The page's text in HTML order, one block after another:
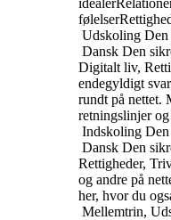
idealer
følelser
Udskoling Den
Dansk Den
Digitalt liv,
endegyldigt
rundt på nettet.
retningslinjer
Indskoling
Dansk Den
Rettigheder,
og andre på
her, hvor du
Mellemtrin,